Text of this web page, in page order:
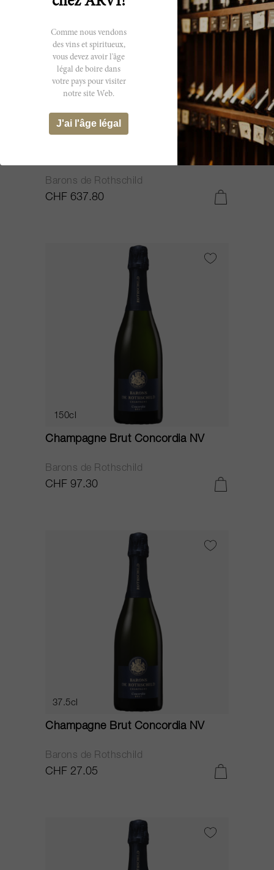
600cl
Barons de Rothschild
CHF 637.80
150cl
Champagne Brut Concordia NV
Barons de Rothschild
CHF 97.30
37.5cl
Champagne Brut Concordia NV
Barons de Rothschild
CHF 27.05
Comme nous vendons
des vins et spiritueux,
vous devez avoir l'âge
légal de boire dans
votre pays pour visiter
notre site Web.
J'ai l'âge légal